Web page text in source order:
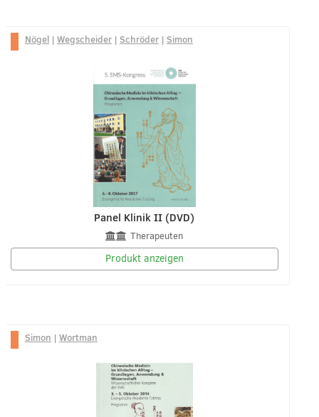
Nögel| Wegscheider| Schröder| Simon
Panel Klinik II (DVD)
Therapeuten
Produkt anzeigen
Simon | Wortman